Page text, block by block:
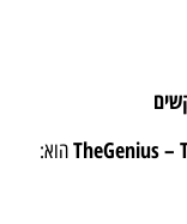
TheGenius –הוא: